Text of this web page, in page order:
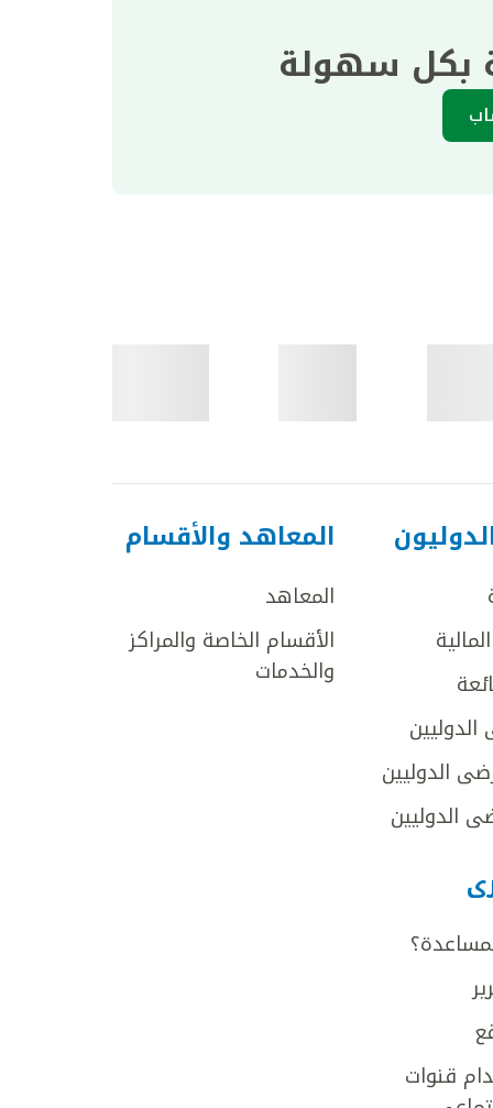
بكل سهولة
الدوليين
الدوليين
المعاهد والأقسام
المعاهد
الأقسام الخاصة والمراكز
والخدمات
قنوات